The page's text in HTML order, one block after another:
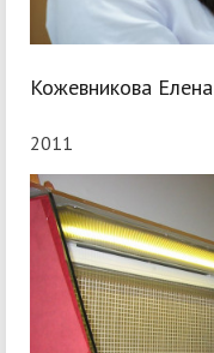
Кожевникова Елена
2011